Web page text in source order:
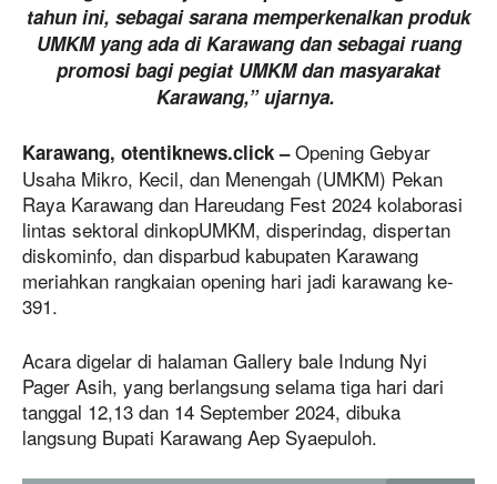
tahun ini, sebagai sarana memperkenalkan produk
UMKM yang ada di Karawang dan sebagai ruang
promosi bagi pegiat UMKM dan masyarakat
Karawang,” ujarnya.
Karawang, otentiknews.click –Opening Gebyar
Usaha Mikro, Kecil, dan Menengah (UMKM) Pekan
Raya Karawang dan Hareudang Fest 2024 kolaborasi
lintas sektoral dinkopUMKM, disperindag, dispertan
diskominfo, dan disparbud kabupaten Karawang
meriahkan rangkaian opening hari jadi karawang ke-
391.
Acara digelar di halaman Gallery bale Indung Nyi
Pager Asih, yang berlangsung selama tiga hari dari
tanggal 12,13 dan 14 September 2024, dibuka
langsung Bupati Karawang Aep Syaepuloh.